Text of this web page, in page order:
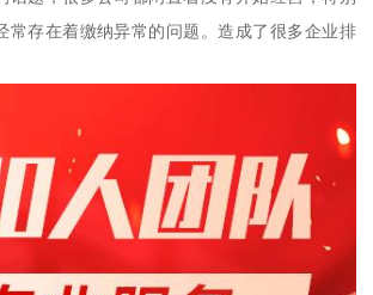
常存在着缴纳异常的问题。造成了很多企业排